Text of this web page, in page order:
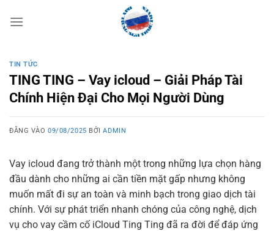
qua
TIN TỨC
TING TING – Vay icloud – Giải Pháp Tài
Chính Hiện Đại Cho Mọi Người Dùng
ĐĂNG VÀO09/08/2025 BỞIADMIN
Vay icloud đang trở thành một trong những lựa chọn hàng
đầu dành cho những ai cần tiền mặt gấp nhưng không
muốn mất đi sự an toàn và minh bạch trong giao dịch tài
chính. Với sự phát triển nhanh chóng của công nghệ, dịch
vụ cho vay cầm cố iCloud Ting Ting đã ra đời để đáp ứng